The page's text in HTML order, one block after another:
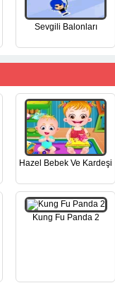
Sevgili Balonları
Hazel Bebek Ve Kardeşi
Kung Fu Panda 2